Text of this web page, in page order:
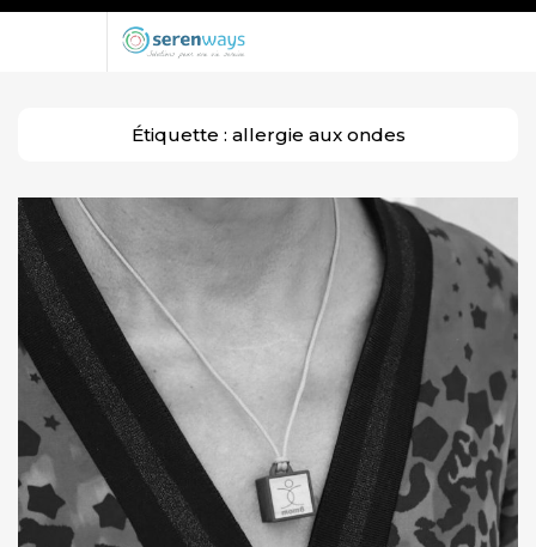
Étiquette : allergie aux ondes